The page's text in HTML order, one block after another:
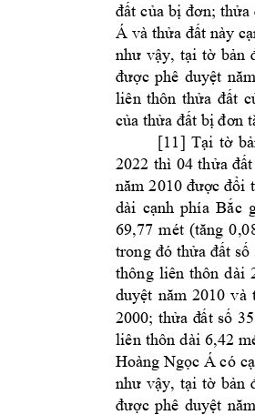
đất của bị đơn; thửa
Á và thửa đất này
như vậy, tại tờ bản
được phê duyệt năm
liên thôn thửa đất
của thửa đất bị đơn
[11] Tại tờ
2022 thì 04 thửa đất
năm 2010 được đổi
dài cạnh phía Bắc
69,77 mét (tăng 0
trong đó thửa đất số
thông liên thôn dài
duyệt năm 2010 và
2000; thửa đất số
liên thôn dài 6,42
Hoàng Ngọc Á có
như vậy, tại tờ bản
được phê duyệt năm